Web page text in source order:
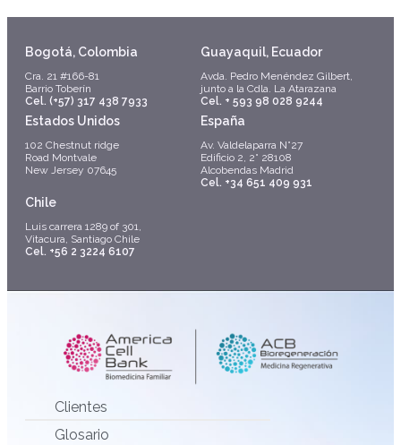
Bogotá, Colombia
Cra. 21 #166-81
Barrio Toberín
Cel. (+57) 317 438 7933
Guayaquil, Ecuador
Avda. Pedro Menéndez Gilbert,
junto a la Cdla. La Atarazana
Cel. + 593 98 028 9244
Estados Unidos
102 Chestnut ridge
Road Montvale
New Jersey 07645
España
Av. Valdelaparra N°27
Edificio 2, 2° 28108
Alcobendas Madrid
Cel. +34 651 409 931
Chile
Luis carrera 1289 of 301,
Vitacura, Santiago Chile
Cel. +56 2 3224 6107
Clientes
Glosario